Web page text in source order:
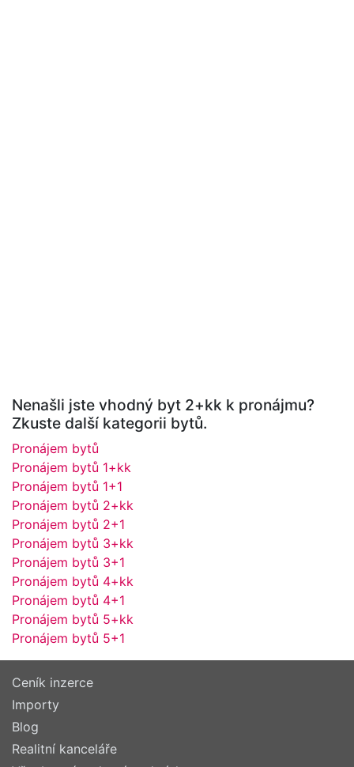
Nenašli jste vhodný byt 2+kk k pronájmu?
Zkuste další kategorii bytů.
Pronájem bytů
Pronájem bytů 1+kk
Pronájem bytů 1+1
Pronájem bytů 2+kk
Pronájem bytů 2+1
Pronájem bytů 3+kk
Pronájem bytů 3+1
Pronájem bytů 4+kk
Pronájem bytů 4+1
Pronájem bytů 5+kk
Pronájem bytů 5+1
Ceník inzerce
Importy
Blog
Realitní kanceláře